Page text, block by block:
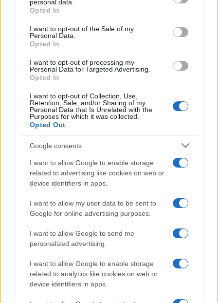
grant or deny consent to Google and its third-party tags to
use your data for below specified purposes in below Google
consent section.
personal data.
Opted In
I want to opt-out of the Sale of my
Personal Data.
Opted In
I want to opt-out of processing my
Personal Data for Targeted Advertising.
Opted In
I want to opt-out of Collection, Use,
Retention, Sale, and/or Sharing of my
Personal Data that Is Unrelated with the
Purposes for which it was collected.
Opted Out
Google consents
I want to allow Google to enable storage
related to advertising like cookies on web or
device identifiers in apps.
I want to allow my user data to be sent to
Google for online advertising purposes.
I want to allow Google to send me
personalized advertising.
I want to allow Google to enable storage
related to analytics like cookies on web or
device identifiers in apps.
luminanza nel gioco. Per evitare black crush,
regolare il Gamma HDR del TV su -1.
Sony X90J/X90K
Mapping Preferenza Gioco),Gradazione dinamica
VRROn, 120 Hz. Nitidezza 20–30/100,
Creation
Off in gioco per ridurre l’input lag. HDR:
calibrare in console e poi ridurre di 1 step il
“massimo” in-game se noti clipping nelle speculari.
interno per linee pulite.
Monitor 27–32″ 144 Hz IPS/VAcon FreeSync/G-
SYNC Compatible: attivare
adattivo),Black Equalizer moderato per non lavare i
141 fps su 144 Hz, V-Sync Off nel gioco e On nel
pannello solo se necessario a eliminare tearing
residuo. Per HDR400 senza local dimming, valutare
SDR ben calibrato: spesso offrecontrasto